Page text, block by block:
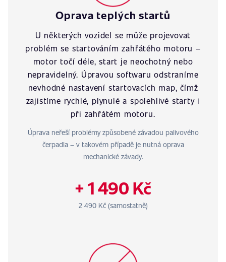
Oprava teplých startů
U některých vozidel se může projevovat
problém se startováním zahřátého motoru –
motor točí déle, start je neochotný nebo
nepravidelný. Úpravou softwaru odstraníme
nevhodné nastavení startovacích map, čímž
zajistíme rychlé, plynulé a spolehlivé starty i
při zahřátém motoru.
Úprava neřeší problémy způsobené závadou palivového
čerpadla – v takovém případě je nutná oprava
mechanické závady.
+ 1 490 Kč
2 490 Kč (samostatně)